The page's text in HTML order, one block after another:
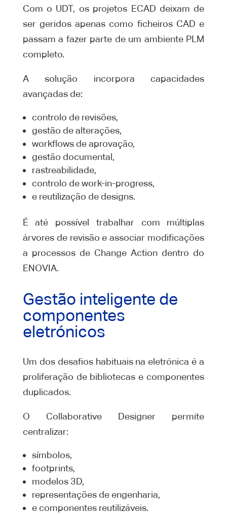
Com o UDT, os projetos ECAD deixam de
ser geridos apenas como ficheiros CAD e
passam a fazer parte de um ambiente PLM
completo.
A solução incorpora capacidades
avançadas de:
controlo de revisões,
gestão de alterações,
workflows de aprovação,
gestão documental,
rastreabilidade,
controlo de work-in-progress,
e reutilização de designs.
É até possível trabalhar com múltiplas
árvores de revisão e associar modificações
a processos de Change Action dentro do
ENOVIA.
Gestão inteligente de
componentes
eletrónicos
Um dos desafios habituais na eletrónica é a
proliferação de bibliotecas e componentes
duplicados.
O Collaborative Designer permite
centralizar:
símbolos,
footprints,
modelos 3D,
representações de engenharia,
e componentes reutilizáveis.